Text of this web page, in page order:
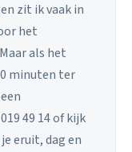
zit ik vaak in
het
als het
minuten ter
49 14 of kijk
eruit, dag en